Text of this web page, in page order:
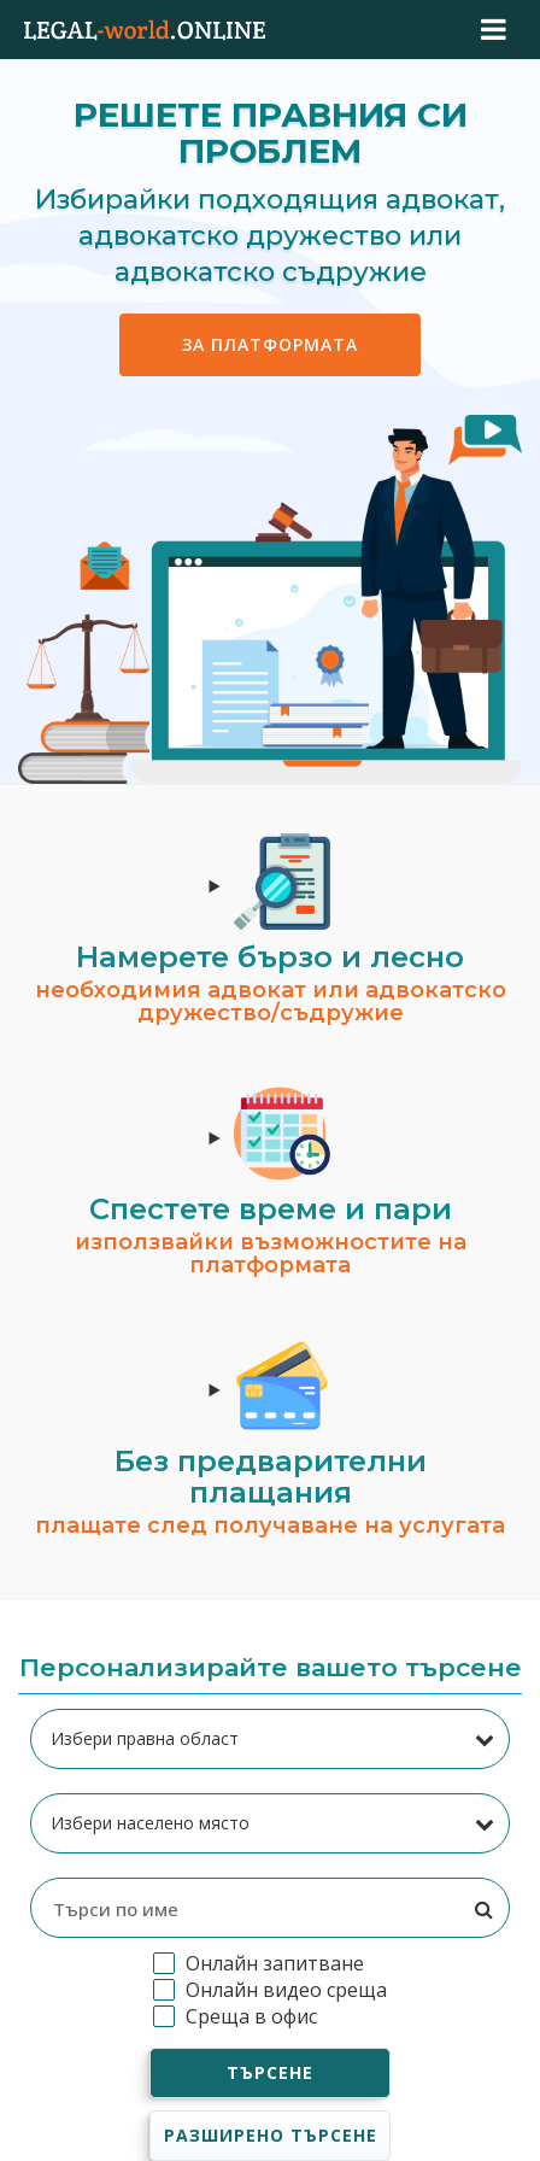
РЕШЕТЕ ПРАВНИЯ СИ
ПРОБЛЕМ
Избирайки подходящия адвокат,
адвокатско дружество или
адвокатско съдружие
ЗА ПЛАТФОРМАТА
Намерете бързо и лесно
необходимия адвокат или адвокатско
дружество/съдружие
Спестeте време и пари
използвайки възможностите на
платформата
Без предварителни
плащания
плащате след получаване на услугата
Персонализирайте вашето търсене
Онлайн запитване
Онлайн видео среща
Среща в офис
ТЪРСЕНЕ
РАЗШИРЕНО ТЪРСЕНЕ